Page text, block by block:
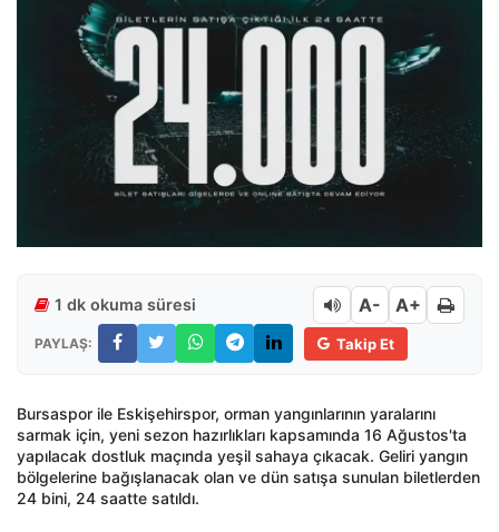
1 dk okuma süresi A- A+
PAYLAŞ: Takip Et
Bursaspor ile Eskişehirspor, orman yangınlarının yaralarını
sarmak için, yeni sezon hazırlıkları kapsamında 16 Ağustos'ta
yapılacak dostluk maçında yeşil sahaya çıkacak. Geliri yangın
bölgelerine bağışlanacak olan ve dün satışa sunulan biletlerden
24 bini, 24 saatte satıldı.